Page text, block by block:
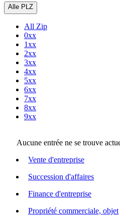
Alle PLZ
All Zip
0xx
1xx
2xx
3xx
4xx
5xx
6xx
7xx
8xx
9xx
Aucune entrée ne se trouve
Vente d'entreprise
Succession d'affaires
Finance d'entreprise
Propriété commerciale, objet